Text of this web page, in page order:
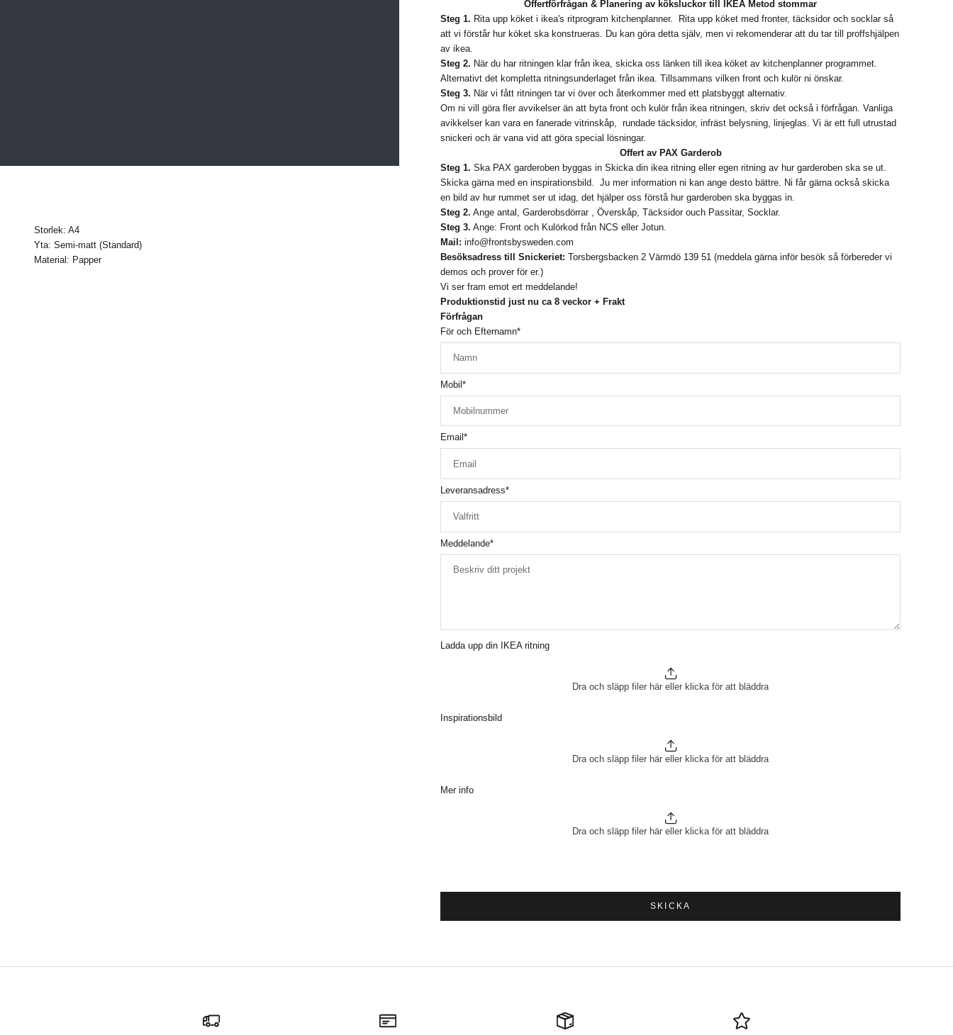
Offertförfrågan & Planering av köksluckor till IKEA Metod stommar
Steg 1. Rita upp köket i ikea's ritprogram kitchenplanner. Rita upp köket med fronter, täcksidor och socklar så
att vi förstår hur köket ska konstrueras. Du kan göra detta själv, men vi rekomenderar att du tar till proffshjälpen
av ikea.
Steg 2. När du har ritningen klar från ikea, skicka oss länken till ikea köket av kitchenplanner programmet.
Alternativt det kompletta ritningsunderlaget från ikea. Tillsammans vilken front och kulör ni önskar.
Steg 3. När vi fått ritningen tar vi över och återkommer med ett platsbyggt alternativ.
Om ni vill göra fler avvikelser än att byta front och kulör från ikea ritningen, skriv det också i förfrågan. Vanliga
avikkelser kan vara en fanerade vitrinskåp, rundade täcksidor, infräst belysning, linjeglas. Vi är ett full utrustad
snickeri och är vana vid att göra special lösningar.
Offert av PAX Garderob
Steg 1. Ska PAX garderoben byggas in Skicka din ikea ritning eller egen ritning av hur garderoben ska se ut.
Skicka gärna med en inspirationsbild. Ju mer information ni kan ange desto bättre. Ni får gärna också skicka
en bild av hur rummet ser ut idag, det hjälper oss förstå hur garderoben ska byggas in.
Steg 2. Ange antal, Garderobsdörrar , Överskåp, Täcksidor ouch Passitar, Socklar.
Steg 3. Ange: Front och Kulörkod från NCS eller Jotun.
Mail: info@frontsbysweden.com
Besöksadress till Snickeriet: Torsbergsbacken 2 Värmdö 139 51 (meddela gärna inför besök så förbereder vi
demos och prover för er.)
Vi ser fram emot ert meddelande!
Produktionstid just nu ca 8 veckor + Frakt
Förfrågan
För och Efternamn*
Mobil*
Email *
Leveransadress*
Meddelande*
Ladda upp din IKEA ritning
Dra och släpp filer här eller klicka för att bläddra
Inspirationsbild
Dra och släpp filer här eller klicka för att bläddra
Mer info
Dra och släpp filer här eller klicka för att bläddra
SKICKA
Storlek: A4
Yta: Semi-matt (Standard)
Material: Papper